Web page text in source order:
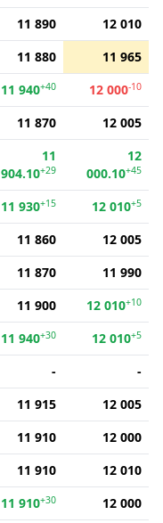
11 890
12 010
11 880
11 965
11 940+40 12 000-10
11 870 12 005
11
904.10+29
12
000.10+45
11 930+15 12 010+5
11 860
12 005
11 870
11 990
11 900 12 010+10
11 940+30 12 010+5
-
-
11 915
12 005
11 910
12 000
11 910
12 010
11 910+30
12 000